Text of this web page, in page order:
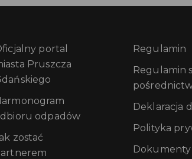
portal
Pruszcza
odpadów
zostać
Regulamin
Regulamin
Deklaracja
Polityka